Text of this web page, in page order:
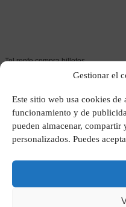
Gestionar el
Este sitio web usa cookies
funcionamiento y de
pueden almacenar, compartir
personalizados. Puedes
Tel renfe compra billetes